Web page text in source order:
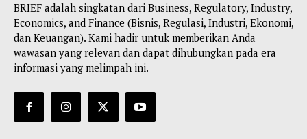
BRIEF adalah singkatan dari Business, Regulatory, Industry,
Economics, and Finance (Bisnis, Regulasi, Industri, Ekonomi,
dan Keuangan). Kami hadir untuk memberikan Anda
wawasan yang relevan dan dapat dihubungkan pada era
informasi yang melimpah ini.